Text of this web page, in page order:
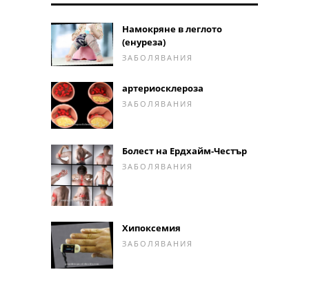
Намокряне в леглото
(енуреза)
ЗАБОЛЯВАНИЯ
артериосклероза
ЗАБОЛЯВАНИЯ
Болест на Ердхайм-Честър
ЗАБОЛЯВАНИЯ
Хипоксемия
ЗАБОЛЯВАНИЯ